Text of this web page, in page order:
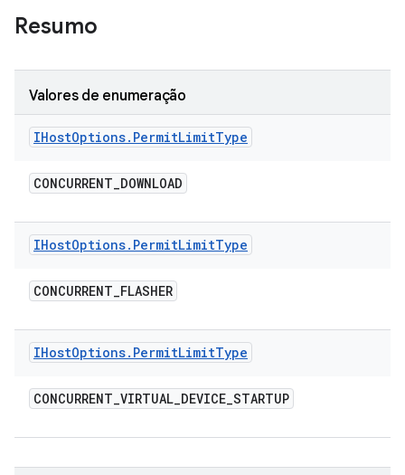
Resumo
Valores de enumeração
IHostOptions. PermitLimitType
CONCURRENT_DOWNLOAD
IHostOptions. PermitLimitType
CONCURRENT_FLASHER
IHostOptions. PermitLimitType
CONCURRENT_VIRTUAL_DEVICE_STARTUP